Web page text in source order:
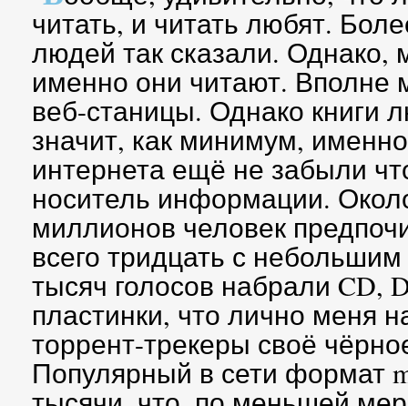
читать, и читать любят.
людей так сказали. Однако,
именно они читают. Вполне
веб-станицы. Однако книги
значит, как минимум,
интернета ещё не забыли
носитель информации.
миллионов человек
всего тридцать с
тысяч голосов набрали CD,
пластинки, что лично меня
торрент-трекеры своё
Популярный в сети формат